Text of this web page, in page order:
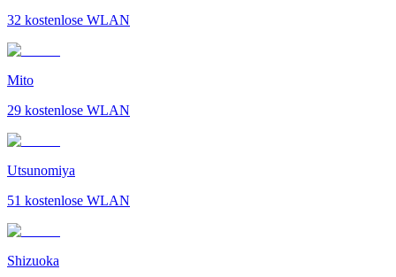
32 kostenlose WLAN
Mito
29 kostenlose WLAN
Utsunomiya
51 kostenlose WLAN
Shizuoka